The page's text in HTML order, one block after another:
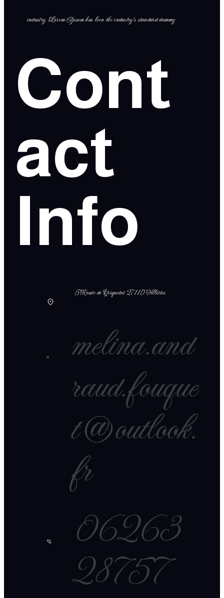
industry. Lorem Ipsum has been the industry’s standard dummy
Cont
act
Info
5 Route de Criquetot 27110 Villettes
melina.and
raud.fouque
t@outlook.
fr
06263
28757